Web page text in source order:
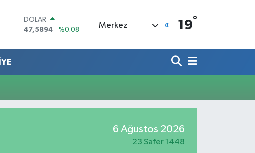
DOLAR
47,5894
%0.08
55,0398
%-0.02
BİST100
13.703
%11
Merkez 19°
6 Ağustos 2026
23 Safer 1448